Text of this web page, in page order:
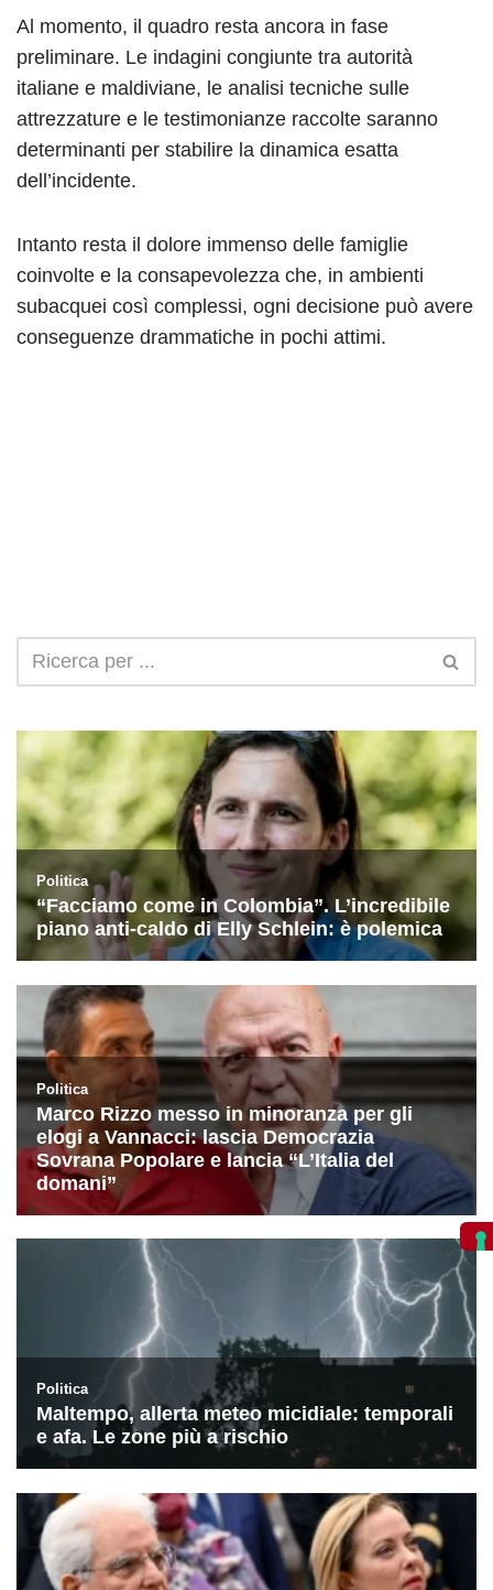
Al momento, il quadro resta ancora in fase
preliminare. Le indagini congiunte tra autorità
italiane e maldiviane, le analisi tecniche sulle
attrezzature e le testimonianze raccolte saranno
determinanti per stabilire la dinamica esatta
dell’incidente.
Intanto resta il dolore immenso delle famiglie
coinvolte e la consapevolezza che, in ambienti
subacquei così complessi, ogni decisione può avere
conseguenze drammatiche in pochi attimi.